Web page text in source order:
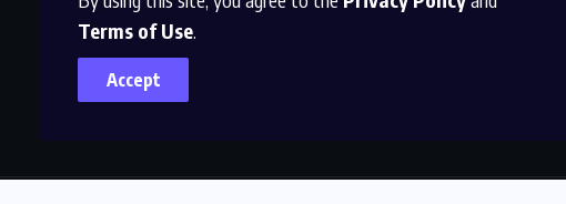
Terms of Use.
Accept